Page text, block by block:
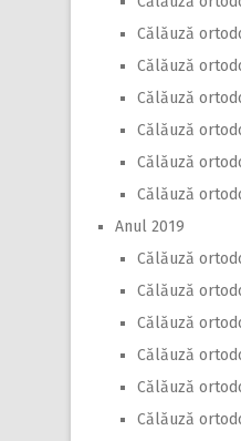
Călăuză
Călăuză
Călăuză
Călăuză
Călăuză
Călăuză
Anul 2019
Călăuză
Călăuză
Călăuză
Călăuză
Călăuză
Călăuză